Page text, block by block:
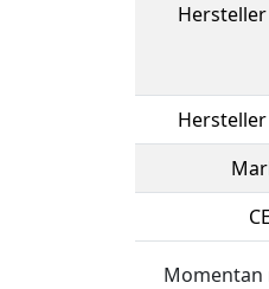
Momentan